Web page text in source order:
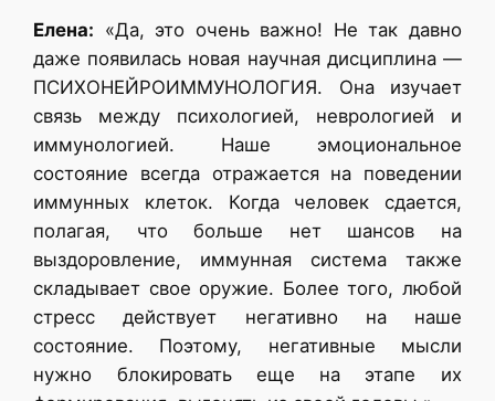
Елена: «Да, это очень важно! Не так давно
даже появилась новая научная дисциплина —
ПСИХОНЕЙРОИММУНОЛОГИЯ. Она изучает
связь между психологией, неврологией и
иммунологией. Наше эмоциональное
состояние всегда отражается на поведении
иммунных клеток. Когда человек сдается,
полагая, что больше нет шансов на
выздоровление, иммунная система также
складывает свое оружие. Более того, любой
стресс действует негативно на наше
состояние. Поэтому, негативные мысли
нужно блокировать еще на этапе их